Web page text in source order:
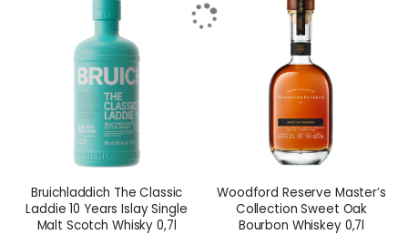
Bruichladdich The Classic
Laddie 10 Years Islay Single
Malt Scotch Whisky 0,7l
Woodford Reserve Master’s
Collection Sweet Oak
Bourbon Whiskey 0,7l